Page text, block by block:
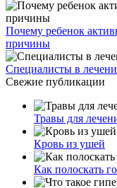
Почему ребенок
причины
Специалисты в
Свежие публикации
Травы для
Кровь из ушей
Как полоскать